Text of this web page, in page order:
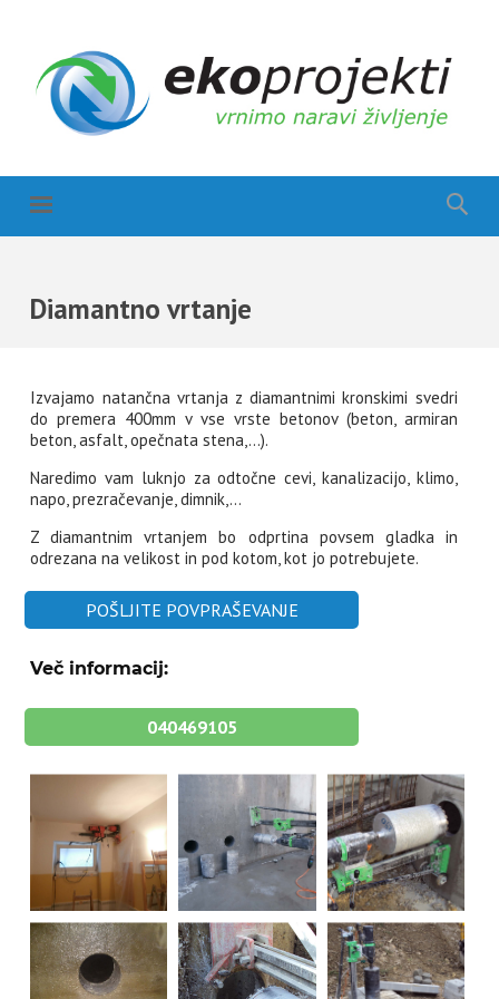
Diamantno vrtanje
Izvajamo natančna vrtanja z diamantnimi kronskimi svedri
do premera 400mm v vse vrste betonov (beton, armiran
beton, asfalt, opečnata stena,...).
Naredimo vam luknjo za odtočne cevi, kanalizacijo, klimo,
napo, prezračevanje, dimnik,...
Z diamantnim vrtanjem bo odprtina povsem gladka in
odrezana na velikost in pod kotom, kot jo potrebujete.
POŠLJITE POVPRAŠEVANJE
Več informacij:
040469105